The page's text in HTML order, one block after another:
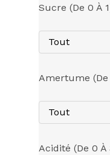
Sucre (de 0 À
Tout
Amertume (de
Tout
Acidité (de 0 À